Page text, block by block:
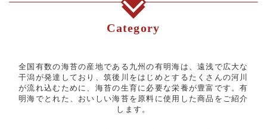
Category
全国有数の海苔の産地である九州の有明海は、遠浅で広大な
干潟が発達しており、筑後川をはじめとするたくさんの河川
が流れ込むために、海苔の生育に必要な栄養が豊富です。有
明海でとれた、おいしい海苔を原料に使用した商品をご紹介
します。